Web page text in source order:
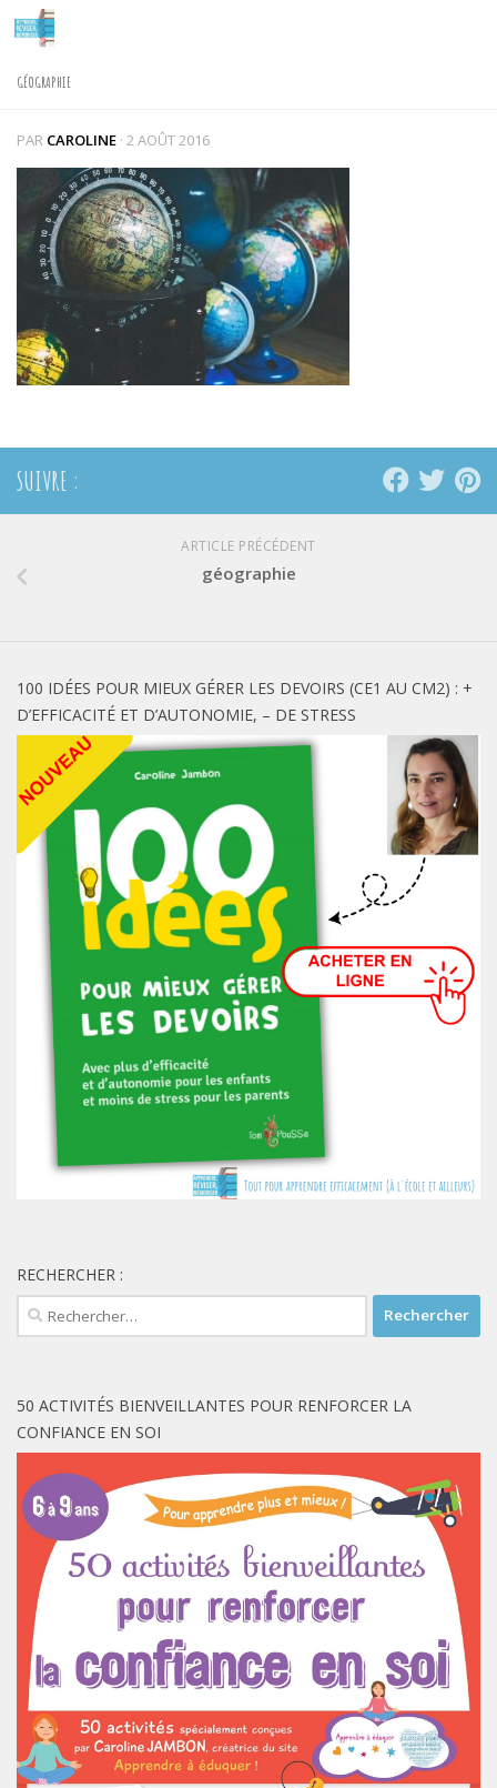
Skip to content
GÉOGRAPHIE
PAR CAROLINE · 2 AOÛT 2016
SUIVRE :
ARTICLE PRÉCÉDENT
géographie
100 IDÉES POUR MIEUX GÉRER LES DEVOIRS (CE1 AU CM2) : +
D’EFFICACITÉ ET D’AUTONOMIE, – DE STRESS
RECHERCHER :
Rechercher :
50 ACTIVITÉS BIENVEILLANTES POUR RENFORCER LA
CONFIANCE EN SOI